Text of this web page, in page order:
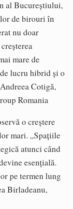
al Bucureștiului,
de birouri în
nu doar
mare de
lucru hibrid și o
Cotigă,
Romania
o creștere
mari. „Spațiile
atunci când
esențială.
pe termen lung
Birladeanu,